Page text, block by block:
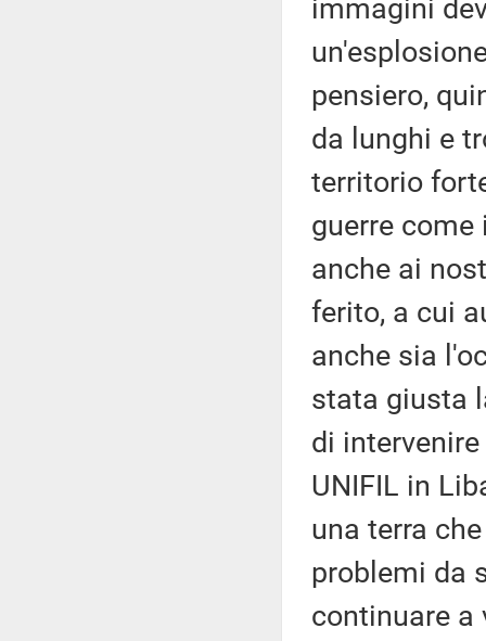
immagini
pensiero,
da lunghi e
territorio
guerre come
anche ai
ferito, a cui
anche sia
stata giusta
di
UNIFIL in
una terra
problemi da
continuare a